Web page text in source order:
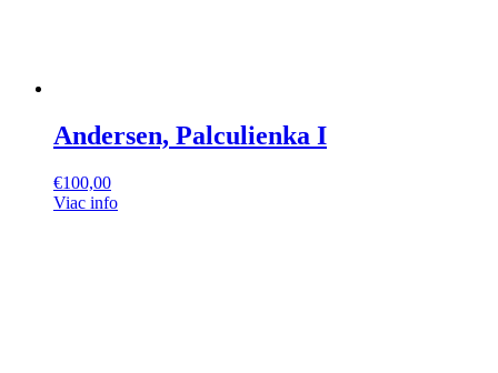
Andersen, Palculienka I
€100,00
Viac info